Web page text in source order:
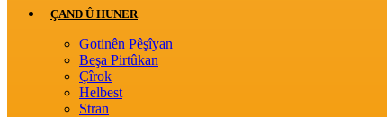
ÇAND Û HUNER
Gotinên Pêşîyan
Beşa Pirtûkan
Çîrok
Helbest
Stran